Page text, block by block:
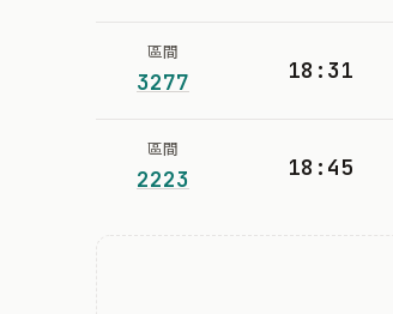
區間
3277 18:31
區間
2223 18:45